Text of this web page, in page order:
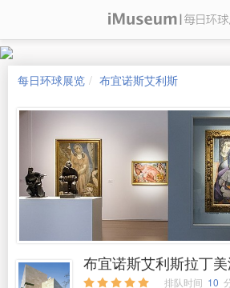
每日环球展览 布宜诺斯艾利斯
布宜诺斯艾利斯拉丁
排队时间 10